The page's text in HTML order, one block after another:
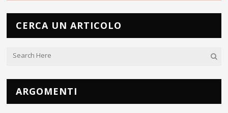
CERCA UN ARTICOLO
ARGOMENTI